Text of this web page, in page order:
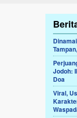
Jodoh:
Doa
Viral,